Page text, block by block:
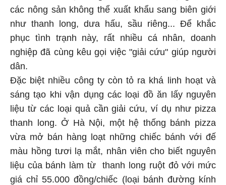
các nông sản không thể xuất khẩu sang biên giới
như thanh long, dưa hấu, sầu riêng... Để khắc
phục tình trạnh này, rất nhiều cá nhân, doanh
nghiệp đã cùng kêu gọi việc "giải cứu" giúp người
dân.
Đặc biệt nhiều công ty còn tỏ ra khá linh hoạt và
sáng tạo khi vận dụng các loại đồ ăn lấy nguyên
liệu từ các loại quả cần giải cứu, ví dụ như pizza
thanh long. Ở Hà Nội, một hệ thống bánh pizza
vừa mở bán hàng loạt những chiếc bánh với đế
màu hồng tươi lạ mắt, nhân viên cho biết nguyên
liệu của bánh làm từ thanh long ruột đỏ với mức
giá chỉ 55.000 đồng/chiếc (loại bánh đường kính